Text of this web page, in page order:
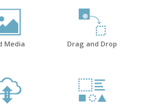
Media Drag and Drop